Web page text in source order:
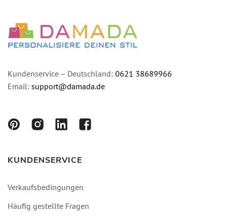
Kundenservice – Deutschland: 0621 38689966
Email: support@damada.de
KUNDENSERVICE
Verkaufsbedingungen
Häufig gestellte Fragen